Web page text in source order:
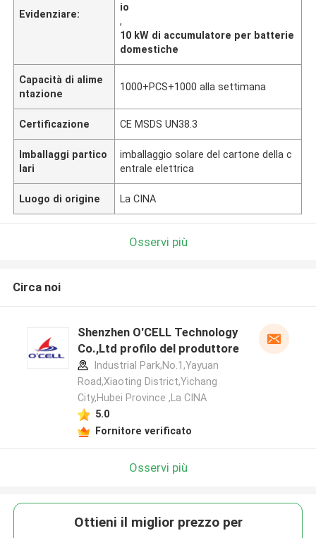
Evidenziare:
io
,
10 kW di accumulatore per batterie
domestiche
Capacità di alime
ntazione
1000+PCS+1000 alla settimana
Certificazione CE MSDS UN38.3
Imballaggi partico
lari
imballaggio solare del cartone della c
entrale elettrica
Luogo di origine La CINA
Osservi più
Circa noi
Shenzhen O'CELL Technology
Co.,Ltd profilo del produttore
Industrial Park,No.1,Yayuan
Road,Xiaoting District,Yichang
City,Hubei Province ,La CINA
5.0
Fornitore verificato
Osservi più
Ottieni il miglior prezzo per